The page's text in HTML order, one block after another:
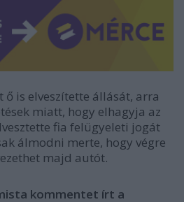
ő is elveszítette állását, arra
miatt, hogy elhagyja az
fia felügyeleti jogát
álmodni merte, hogy végre
majd autót.
kommentet írt a